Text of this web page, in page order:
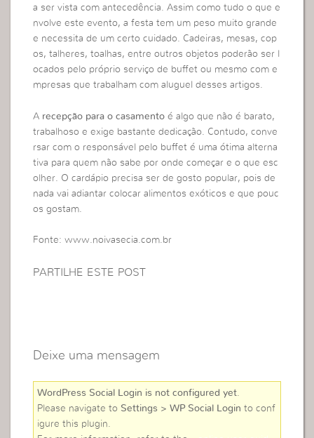
a ser vista com antecedência. Assim como tudo o que e
nvolve este evento, a festa tem um peso muito grande
e necessita de um certo cuidado. Cadeiras, mesas, cop
os, talheres, toalhas, entre outros objetos poderão ser l
ocados pelo próprio serviço de buffet ou mesmo com e
mpresas que trabalham com aluguel desses artigos.
A recepção para o casamento é algo que não é barato,
trabalhoso e exige bastante dedicação. Contudo, conve
rsar com o responsável pelo buffet é uma ótima alterna
tiva para quem não sabe por onde começar e o que esc
olher. O cardápio precisa ser de gosto popular, pois de
nada vai adiantar colocar alimentos exóticos e que pouc
os gostam.
Fonte: www.noivasecia.com.br
PARTILHE ESTE POST
Deixe uma mensagem
WordPress Social Login is not configured yet.
Please navigate to Settings > WP Social Login to conf
igure this plugin.